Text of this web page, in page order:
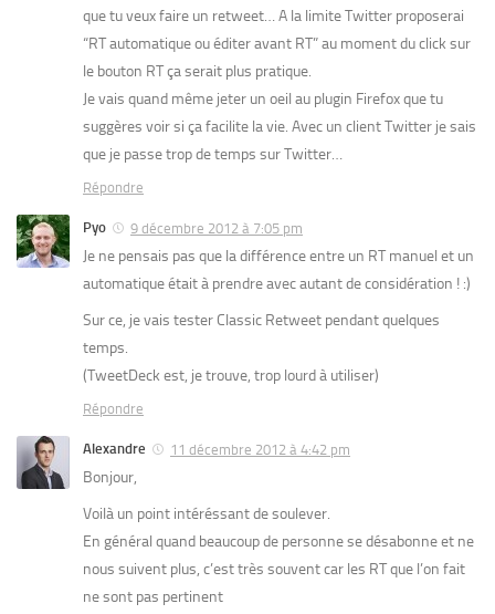
que tu veux faire un retweet… A la limite Twitter proposerai
“RT automatique ou éditer avant RT” au moment du click sur
le bouton RT ça serait plus pratique.
Je vais quand même jeter un oeil au plugin Firefox que tu
suggères voir si ça facilite la vie. Avec un client Twitter je sais
que je passe trop de temps sur Twitter…
Répondre
Pyo 9 décembre 2012 à 7:05 pm
Je ne pensais pas que la différence entre un RT manuel et un
automatique était à prendre avec autant de considération ! :)
Sur ce, je vais tester Classic Retweet pendant quelques
temps.
(TweetDeck est, je trouve, trop lourd à utiliser)
Répondre
Alexandre 11 décembre 2012 à 4:42 pm
Bonjour,
Voilà un point intéréssant de soulever.
En général quand beaucoup de personne se désabonne et ne
nous suivent plus, c’est très souvent car les RT que l’on fait
ne sont pas pertinent